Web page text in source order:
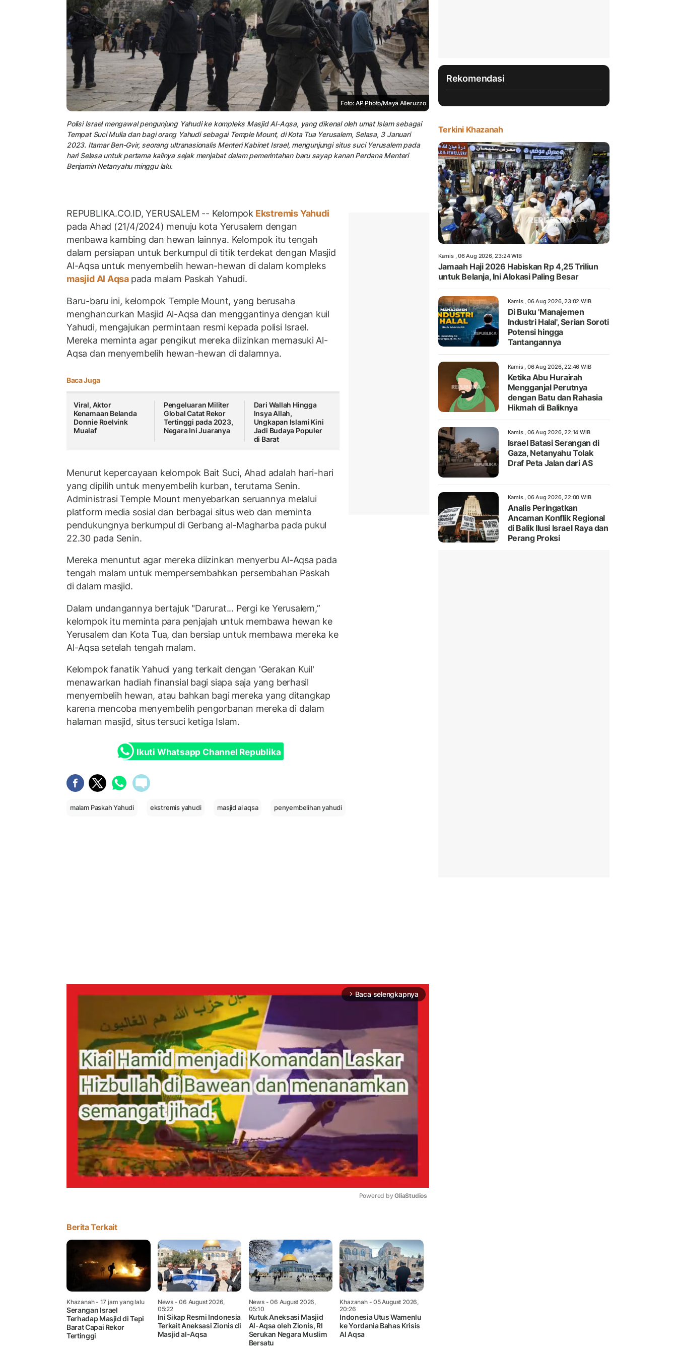
Foto: AP Photo/Maya Alleruzzo
Polisi Israel mengawal pengunjung Yahudi ke kompleks Masjid Al-Aqsa, yang dikenal oleh umat Islam sebagai
Tempat Suci Mulia dan bagi orang Yahudi sebagai Temple Mount, di Kota Tua Yerusalem, Selasa, 3 Januari
2023. Itamar Ben-Gvir, seorang ultranasionalis Menteri Kabinet Israel, mengunjungi situs suci Yerusalem pada
hari Selasa untuk pertama kalinya sejak menjabat dalam pemerintahan baru sayap kanan Perdana Menteri
Benjamin Netanyahu minggu lalu.
REPUBLIKA.CO.ID, YERUSALEM -- Kelompok Ekstremis Yahudi
pada Ahad (21/4/2024) menuju kota Yerusalem dengan
menbawa kambing dan hewan lainnya. Kelompok itu tengah
dalam persiapan untuk berkumpul di titik terdekat dengan Masjid
Al-Aqsa untuk menyembelih hewan-hewan di dalam kompleks
masjid Al Aqsa pada malam Paskah Yahudi.
Baru-baru ini, kelompok Temple Mount, yang berusaha
menghancurkan Masjid Al-Aqsa dan menggantinya dengan kuil
Yahudi, mengajukan permintaan resmi kepada polisi Israel.
Mereka meminta agar pengikut mereka diizinkan memasuki Al-
Aqsa dan menyembelih hewan-hewan di dalamnya.
Baca Juga
Viral, Aktor
Kenamaan Belanda
Donnie Roelvink
Mualaf
Pengeluaran Militer
Global Catat Rekor
Tertinggi pada 2023,
Negara Ini Juaranya
Dari Wallah Hingga
Insya Allah,
Ungkapan Islami Kini
Jadi Budaya Populer
di Barat
Menurut kepercayaan kelompok Bait Suci, Ahad adalah hari-hari
yang dipilih untuk menyembelih kurban, terutama Senin.
Administrasi Temple Mount menyebarkan seruannya melalui
platform media sosial dan berbagai situs web dan meminta
pendukungnya berkumpul di Gerbang al-Magharba pada pukul
22.30 pada Senin.
Mereka menuntut agar mereka diizinkan menyerbu Al-Aqsa pada
tengah malam untuk mempersembahkan persembahan Paskah
di dalam masjid.
Dalam undangannya bertajuk "Darurat... Pergi ke Yerusalem,”
kelompok itu meminta para penjajah untuk membawa hewan ke
Yerusalem dan Kota Tua, dan bersiap untuk membawa mereka ke
Al-Aqsa setelah tengah malam.
Kelompok fanatik Yahudi yang terkait dengan 'Gerakan Kuil'
menawarkan hadiah finansial bagi siapa saja yang berhasil
menyembelih hewan, atau bahkan bagi mereka yang ditangkap
karena mencoba menyembelih pengorbanan mereka di dalam
halaman masjid, situs tersuci ketiga Islam.
Ikuti Whatsapp Channel Republika
malam Paskah Yahudi ekstremis yahudi masjid al aqsa penyembelihan yahudi
arrow_forward_ios Baca selengkapnya
Powered by GliaStudios
Berita Terkait
Khazanah- 17 jam yang lalu
Serangan Israel
Terhadap Masjid di Tepi
Barat Capai Rekor
Tertinggi
News- 06 August 2026,
05:22
Ini Sikap Resmi Indonesia
Terkait Aneksasi Zionis di
Masjid al-Aqsa
News- 06 August 2026,
05:10
Kutuk Aneksasi Masjid
Al-Aqsa oleh Zionis, RI
Serukan Negara Muslim
Bersatu
Khazanah- 05 August 2026,
20:26
Indonesia Utus Wamenlu
ke Yordania Bahas Krisis
Al Aqsa
Rekomendasi
Terkini Khazanah
Kamis , 06 Aug 2026, 23:24 WIB
Jamaah Haji 2026 Habiskan Rp 4,25 Triliun
untuk Belanja, Ini Alokasi Paling Besar
Kamis , 06 Aug 2026, 23:02 WIB
Di Buku 'Manajemen
Industri Halal', Serian Soroti
Potensi hingga
Tantangannya
Kamis , 06 Aug 2026, 22:46 WIB
Ketika Abu Hurairah
Mengganjal Perutnya
dengan Batu dan Rahasia
Hikmah di Baliknya
Kamis , 06 Aug 2026, 22:14 WIB
Israel Batasi Serangan di
Gaza, Netanyahu Tolak
Draf Peta Jalan dari AS
Kamis , 06 Aug 2026, 22:00 WIB
Analis Peringatkan
Ancaman Konflik Regional
di Balik Ilusi Israel Raya dan
Perang Proksi